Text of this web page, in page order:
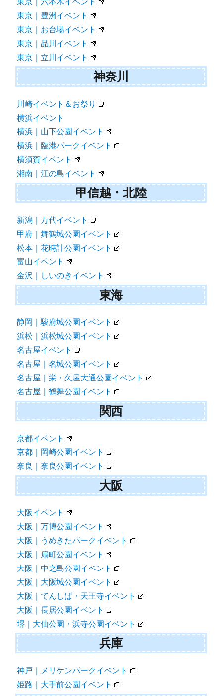
東京｜六本木イベント
東京｜豊洲イベント
東京｜お台場イベント
東京｜品川イベント
東京｜立川イベント
神奈川
川崎イベント＆お祭り
横浜イベント
横浜｜山下公園イベント
横浜｜臨港パークイベント
横須賀イベント
湘南｜江の島イベント
甲信越・北陸
新潟｜万代イベント
甲府｜舞鶴城公園イベント
松本｜花時計公園イベント
富山イベント
金沢｜しいのきイベント
東海
静岡｜駿府城公園イベント
浜松｜浜松城公園イベント
名古屋イベント
名古屋｜名城公園イベント
名古屋｜栄・久屋大通公園イベント
名古屋｜鶴舞公園イベント
関西
京都イベント
京都｜岡崎公園イベント
奈良｜奈良公園イベント
大阪
大阪イベント
大阪｜万博公園イベント
大阪｜うめきたパークイベント
大阪｜扇町公園イベント
大阪｜中之島公園イベント
大阪｜大阪城公園イベント
大阪｜てんしば・天王寺イベント
大阪｜長居公園イベント
堺｜大仙公園・浜寺公園イベント
兵庫
神戸｜メリケンパークイベント
姫路｜大手前公園イベント